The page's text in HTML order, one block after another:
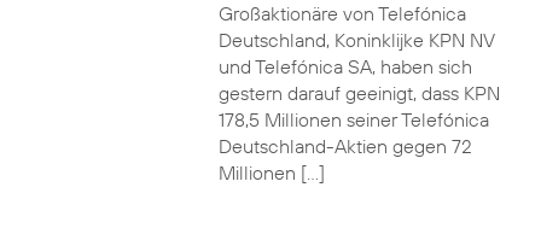
Großaktionäre von Telefónica
Deutschland, Koninklijke KPN NV
und Telefónica SA, haben sich
gestern darauf geeinigt, dass KPN
178,5 Millionen seiner Telefónica
Deutschland-Aktien gegen 72
Millionen […]